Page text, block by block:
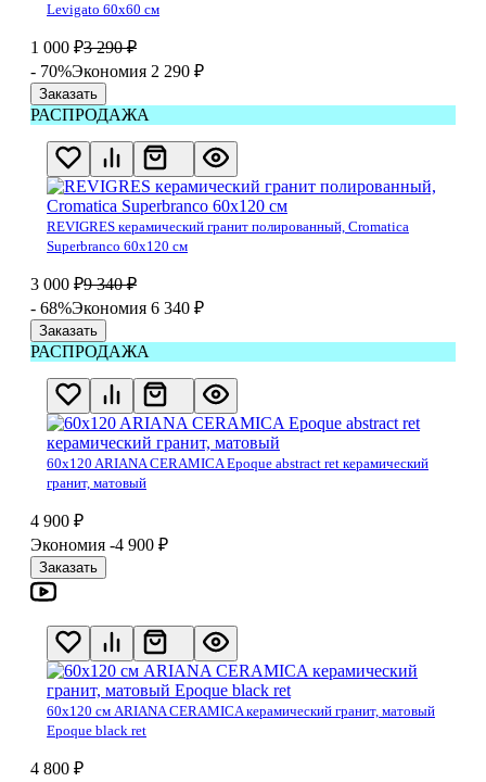
Levigato 60х60 см
1 000 ₽3 290 ₽
- 70%Экономия 2 290 ₽
Заказать
РАСПРОДАЖА
REVIGRES керамический гранит полированный, Cromatica
Superbranco 60х120 см
3 000 ₽9 340 ₽
- 68%Экономия 6 340 ₽
Заказать
РАСПРОДАЖА
60x120 ARIANA CERAMICA Epoque abstract ret керамический
гранит, матовый
4 900 ₽
Экономия -4 900 ₽
Заказать
60х120 см ARIANA CERAMICA керамический гранит, матовый
Epoque black ret
4 800 ₽